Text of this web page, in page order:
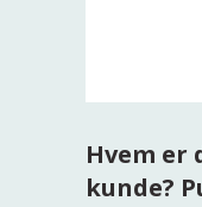
Hvem er
kunde?